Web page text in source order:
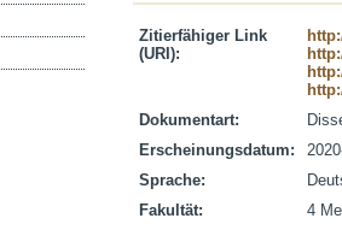
Zitierfähiger Link
(URI):
Dokumentart:
Erscheinungsdatum:
Sprache:
Fakultät:
4